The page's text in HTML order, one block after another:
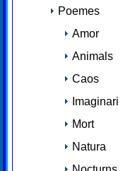
Poemes
Amor
Animals
Caos
Imaginari
Mort
Natura